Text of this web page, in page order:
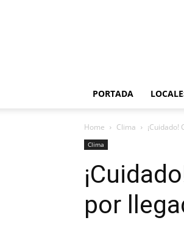
PORTADA
Home Clima
Clima
por